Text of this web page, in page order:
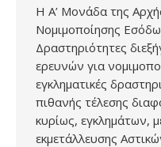
Η Α’ Μονάδα της
Νομιμοποίησης
Δραστηριότητες
ερευνών για
εγκληματικές
πιθανής τέλεσης
κυρίως, εγκλημάτων,
εκμετάλλευσης